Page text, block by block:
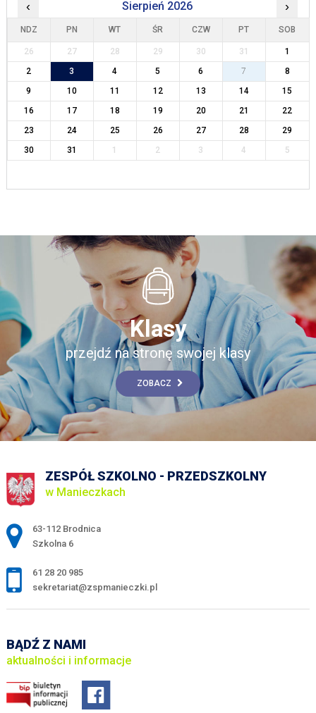
‹ Sierpień 2026 ›
NDZ PN WT ŚR CZW PT SOB
26 27 28 29 30 31
1
2
3 4 5 6 7
8
9
10 11 12 13 14
15
16
17 18 19 20 21
22
23
24 25 26 27 28
29
30
31 1 2 3 4 5
Klasy
przejdź na stronę swojej klasy
ZOBACZ
ZESPÓŁ SZKOLNO - PRZEDSZKOLNY
w Manieczkach
Adres pocztowy:
63-112 Brodnica
Szkolna 6
61 28 20 985
sekretariat@zspmanieczki.pl
BĄDŹ Z NAMI
aktualności i informacje